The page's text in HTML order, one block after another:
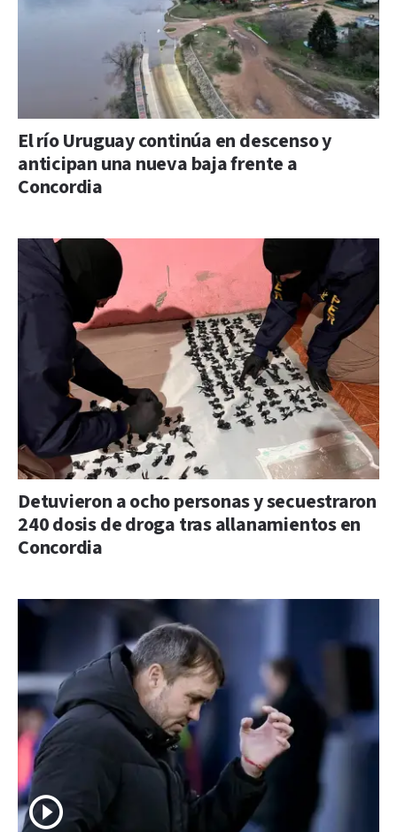
El río Uruguay continúa en descenso y
anticipan una nueva baja frente a
Concordia
Detuvieron a ocho personas y secuestraron
240 dosis de droga tras allanamientos en
Concordia